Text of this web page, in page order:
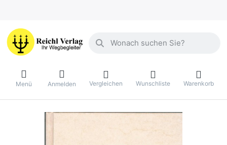
Geben Sie einen Suchbegriff ein.
Menü Anmelden Vergleichen Wunschliste Warenkorb